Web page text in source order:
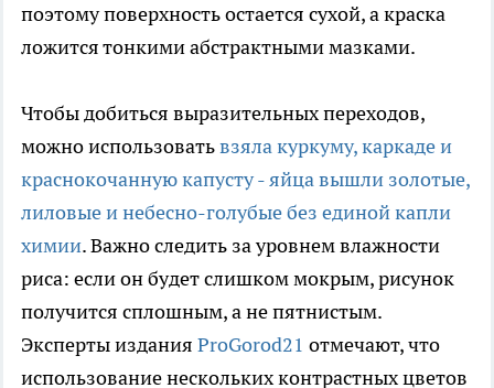
поэтому поверхность остается сухой, а краска
ложится тонкими абстрактными мазками.
Чтобы добиться выразительных переходов,
можно использоватьвзяла куркуму, каркаде и
краснокочанную капусту - яйца вышли золотые,
лиловые и небесно-голубые без единой капли
химии. Важно следить за уровнем влажности
риса: если он будет слишком мокрым, рисунок
получится сплошным, а не пятнистым.
Эксперты издания ProGorod21 отмечают, что
использование нескольких контрастных цветов